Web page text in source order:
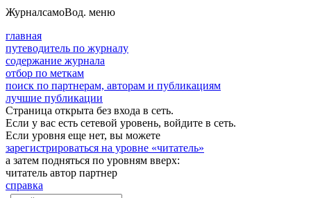
ЖурналсамоВод. меню
главная
путеводитель по журналу
содержание журнала
отбор по меткам
поиск по партнерам, авторам и публикациям
лучшие публикации
Страница открыта без входа в сеть.
Если у вас есть сетевой уровень, войдите в сеть.
Если уровня еще нет, вы можете
зарегистрироваться на уровне «читатель»
а затем подняться по уровням вверх:
читатель автор партнер
справка